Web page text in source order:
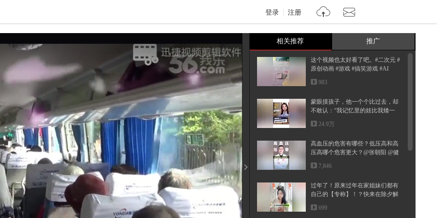
登录 注册
亮度 标准
饱和度 100
相关推荐 推广
这个视频也太好看了吧。#二次元 #
原创动画 #游戏 #搞笑游戏 #AI
983
蒙眼摸孩子，他一个个比过去，却
不敢认：“我记忆里的娃比我矮一
点...
24.9万
高血压的危害有哪些？低压高和高
压高哪个危害更大？@张朝阳 @健
康...
7,846
过年了！原来过年在家姐妹们都有
自己的【专称】！？快来在除夕解
锁...
699